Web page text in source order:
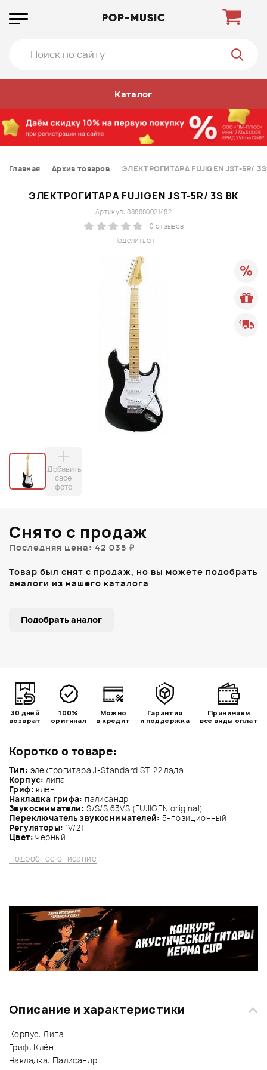
Каталог
Главная Архив товаров ЭЛЕКТРОГИТАРА FUJIGEN JST-5R/
ЭЛЕКТРОГИТАРА FUJIGEN JST-5R/ 3S BK
Поделиться
Артикул: 888880021482
0 отзывов
Добавить
свое
фото
Коротко о товаре:
Тип: электрогитара J-Standard ST, 22 лада
Корпус: липа
Гриф: клен
Накладка грифа: палисандр
Звукосниматели: S/S/S 63VS (FUJIGEN original)
Переключатель звукоснимателей: 5-позиционный
Регуляторы: 1V/2Т
Цвет: черный
Подробное описание
Снято с продаж
Последняя цена: 42 035 ₽
Товар был снят с продаж, но вы можете подобрать
аналоги из нашего каталога
Подобрать аналог
30 дней
возврат
100%
оригинал
Можно
в кредит
Гарантия
и поддержка
Принимаем
все виды оплат
Описание и характеристики
Корпус: Липа
Гриф: Клён
Накладка: Палисандр